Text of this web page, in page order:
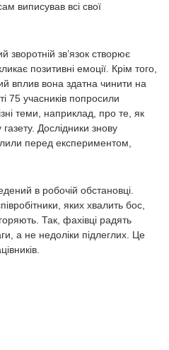
виписував всі свої
зворотній зв’язок створює
позитивні емоції. Крім того,
вплив вона здатна чинити на
75 учасників попросили
теми, наприклад, про те, як
Дослідники знову
перед експериментом,
в робочій обстановці.
яких хвалить бос,
Так, фахівці радять
а не недоліки підлеглих. Це